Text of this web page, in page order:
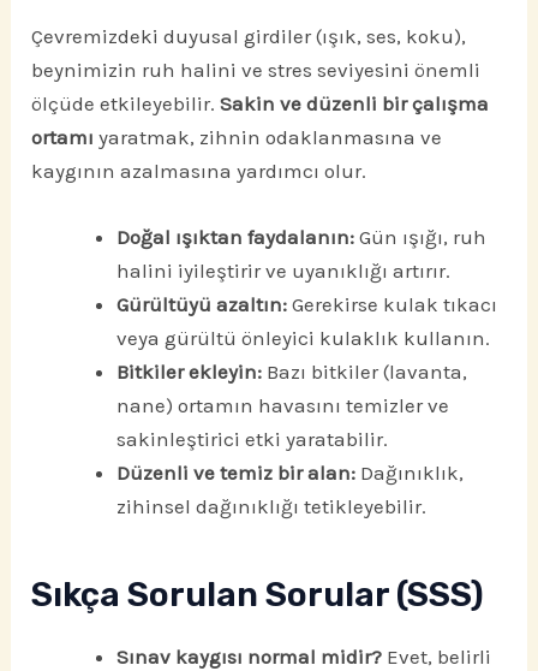
Çevremizdeki duyusal girdiler (ışık, ses, koku),
beynimizin ruh halini ve stres seviyesini önemli
ölçüde etkileyebilir.Sakin ve düzenli bir çalışma
ortamı yaratmak, zihnin odaklanmasına ve
kaygının azalmasına yardımcı olur.
Doğal ışıktan faydalanın: Gün ışığı, ruh
halini iyileştirir ve uyanıklığı artırır.
Gürültüyü azaltın: Gerekirse kulak tıkacı
veya gürültü önleyici kulaklık kullanın.
Bitkiler ekleyin: Bazı bitkiler (lavanta,
nane) ortamın havasını temizler ve
sakinleştirici etki yaratabilir.
Düzenli ve temiz bir alan: Dağınıklık,
zihinsel dağınıklığı tetikleyebilir.
Sıkça Sorulan Sorular (SSS)
Sınav kaygısı normal midir? Evet, belirli